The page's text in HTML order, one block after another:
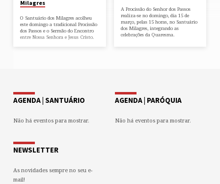
Milagres
O Santuário dos Milagres acolheu
este domingo a tradicional Procissão
dos Passos e o Sermão do Encontro
entre Nossa Senhora e Jesus Cristo.
A Procissão do Senhor dos Passos
realiza-se no domingo, dia 15 de
março, pelas 15 horas, no Santuário
dos Milagres, integrando as
celebrações da Quaresma.
AGENDA | SANTUÁRIO
Não há eventos para mostrar.
AGENDA | PARÓQUIA
Não há eventos para mostrar.
NEWSLETTER
As novidades sempre no seu e-
mail!